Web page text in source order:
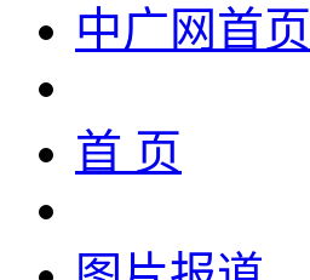
中广网首页
首 页